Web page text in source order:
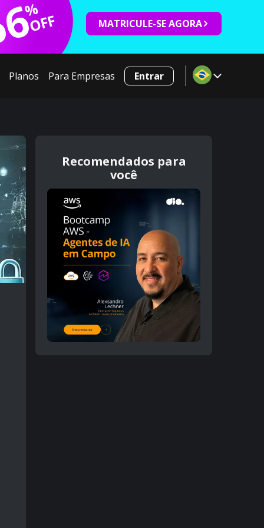
%
OFF MATRICULE-SE AGORA
Planos Para Empresas Entrar
Recomendados para
você